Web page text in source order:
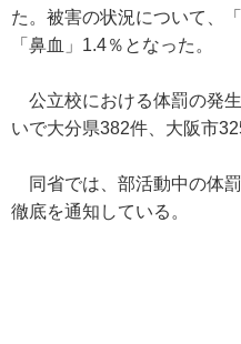
た。被害の状況について、
「鼻血」1.4％となった。
公立校における体罰の発
いで大分県382件、大阪市
同省では、部活動中の体
徹底を通知している。